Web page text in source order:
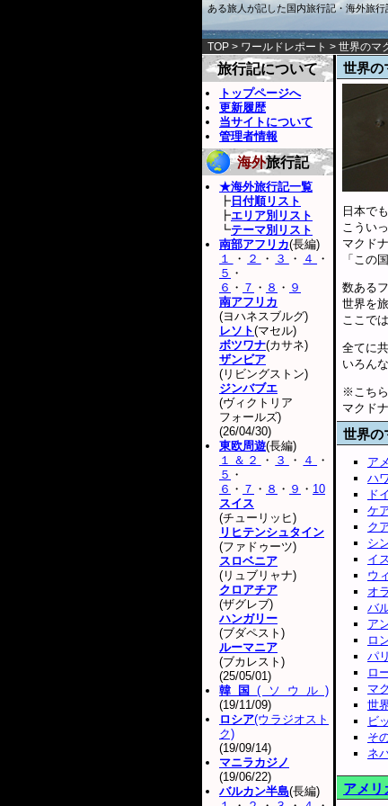
ある旅人が記した国内旅行記・海外旅行
TOP > ワールドレポート > 世界のマ
世界の
日本で
こうい
マクド
「この
数ある
世界を
ここで
全てに
いろん
※こちら
マクド
世界
ア
ハ
ド
ケ
ク
シ
イ
ウ
オ
バ
ア
ロ
パ
ロ
マ
世
ビ
そ
ネ
アメリ
旅行記について
トップページへ
更新履歴
当サイトについて
管理者情報
海外旅行記
★海外旅行記一覧
┣ 日付順リスト
┣エリア別リスト
┗テーマ別リスト
南部アフリカ(長編)
１
・ ２ ・ ３ ・ ４
・
５ ・
６ ・ ７ ・ ８ ・ ９
南アフリカ
(ヨハネスブルグ)
レソト(マセル)
ボツワナ(カサネ)
ザンビア
(リビングストン)
ジンバブエ
(ヴィクトリア
フォールズ)
(26/04/30)
東欧周遊(長編)
１＆２
・ ３ ・ ４
・
５ ・
６ ・ ７ ・ ８ ・ ９ ・ 10
スイス
(チューリッヒ)
リヒテンシュタイン
(ファドゥーツ)
スロベニア
(リュブリャナ)
クロアチア
(ザグレブ)
ハンガリー
(ブダペスト)
ルーマニア
(ブカレスト)
(25/05/01)
韓国(ソウル)
(19/11/09)
ロシア(ウラジオスト
ク)
(19/09/14)
マニラカジノ
(19/06/22)
バルカン半島(長編)